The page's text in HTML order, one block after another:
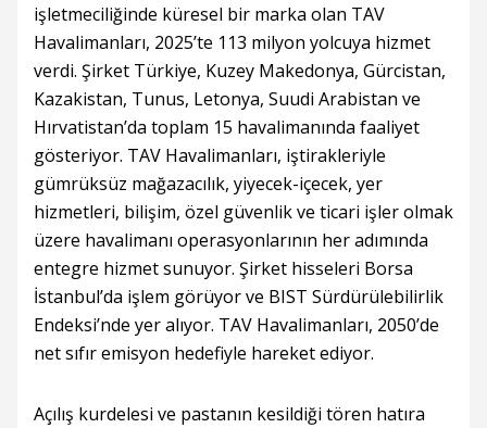
işletmeciliğinde küresel bir marka olan TAV
Havalimanları, 2025’te 113 milyon yolcuya hizmet
verdi. Şirket Türkiye, Kuzey Makedonya, Gürcistan,
Kazakistan, Tunus, Letonya, Suudi Arabistan ve
Hırvatistan’da toplam 15 havalimanında faaliyet
gösteriyor. TAV Havalimanları, iştirakleriyle
gümrüksüz mağazacılık, yiyecek-içecek, yer
hizmetleri, bilişim, özel güvenlik ve ticari işler olmak
üzere havalimanı operasyonlarının her adımında
entegre hizmet sunuyor. Şirket hisseleri Borsa
İstanbul’da işlem görüyor ve BIST Sürdürülebilirlik
Endeksi’nde yer alıyor. TAV Havalimanları, 2050’de
net sıfır emisyon hedefiyle hareket ediyor.
Açılış kurdelesi ve pastanın kesildiği tören hatıra